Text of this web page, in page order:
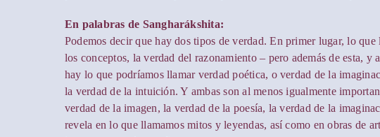
En palabras de Sangharákshita:
Podemos decir que hay dos tipos de verdad. En primer lugar, lo
los conceptos, la verdad del razonamiento – pero además de esta, y
hay lo que podríamos llamar verdad poética, o verdad de la
la verdad de la intuición. Y ambas son al menos igualmente
verdad de la imagen, la verdad de la poesía, la verdad de la
revela en lo que llamamos mitos y leyendas, así como en obras de